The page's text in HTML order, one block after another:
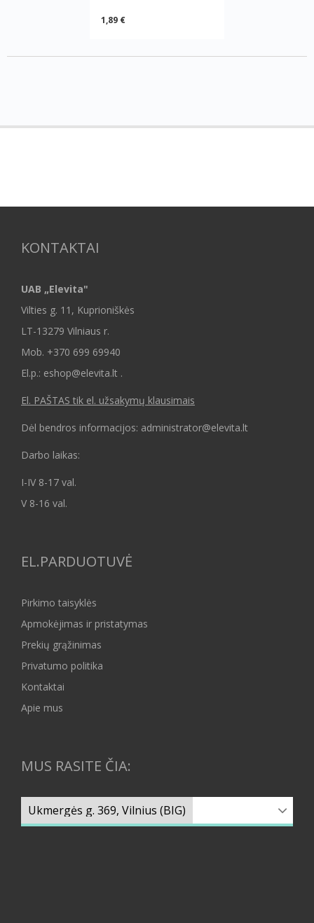
1,89 €
KONTAKTAI
UAB „Elevita"
Vilties g. 11, Kuprioniškės
LT-13279 Vilniaus r.
Mob. +370 699 69940
El.p.: eshop@elevita.lt .
El. PAŠTAS tik el. užsakymų klausimais
Dėl bendros informacijos: administrator@elevita.lt
Darbo laikas:
I-IV 8-17 val.
V 8-16 val.
EL.PARDUOTUVĖ
Pirkimo taisyklės
Apmokėjimas ir pristatymas
Prekių grąžinimas
Privatumo politika
Kontaktai
Apie mus
MUS RASITE ČIA: